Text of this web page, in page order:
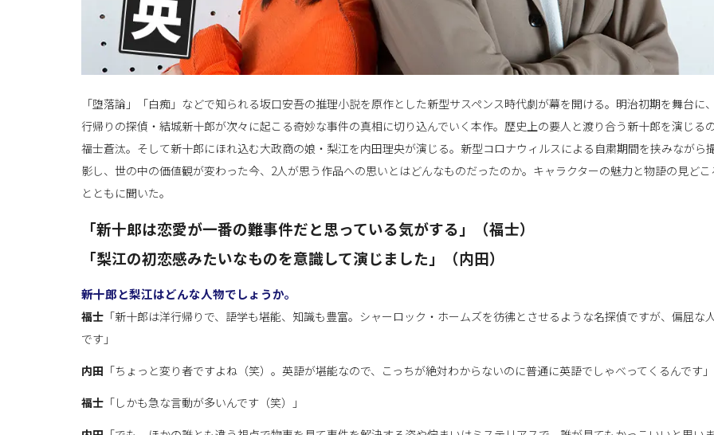
「堕落論」「白痴」などで知られる坂口安吾の推理小説を原作とした新型サスペンス時代劇が幕を開ける。明治初期を舞台に
行帰りの探偵・結城新十郎が次々に起こる奇妙な事件の真相に切り込んでいく本作。歴史上の要人と渡り合う新十郎を演じる
福士蒼汰。そして新十郎にほれ込む大政商の娘・梨江を内田理央が演じる。新型コロナウィルスによる自粛期間を挟みながら
影し、世の中の価値観が変わった今、2人が思う作品への思いとはどんなものだったのか。キャラクターの魅力と物語の見どこ
とともに聞いた。
「新十郎は恋愛が一番の難事件だと思っている気がする」（福士）
「梨江の初恋感みたいなものを意識して演じました」（内田）
――新十郎と梨江はどんな人物でしょうか。
福士 「新十郎は洋行帰りで、語学も堪能、知識も豊富。シャーロック・ホームズを彷彿とさせるような名探偵ですが、偏屈な
です」
内田 「ちょっと変り者ですよね（笑）。英語が堪能なので、こっちが絶対わからないのに普通に英語でしゃべってくるんです」
福士 「しかも急な言動が多いんです（笑）」